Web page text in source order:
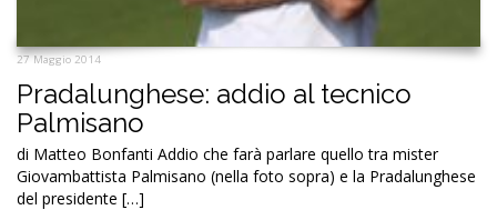
27 Maggio 2014
Pradalunghese: addio al tecnico
Palmisano
di Matteo Bonfanti Addio che farà parlare quello tra mister
Giovambattista Palmisano (nella foto sopra) e la Pradalunghese
del presidente […]